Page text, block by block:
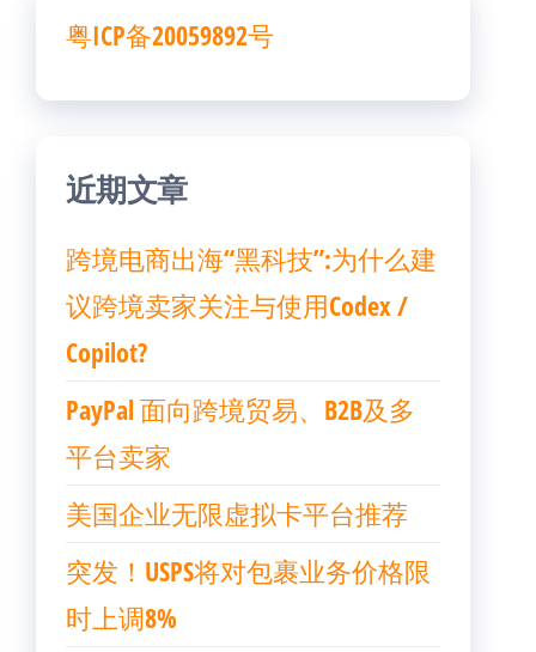
粤ICP备20059892号
近期文章
跨境电商出海“黑科技”:为什么建
议跨境卖家关注与使用Codex /
Copilot?
PayPal 面向跨境贸易、B2B及多
平台卖家
美国企业无限虚拟卡平台推荐
突发！USPS将对包裹业务价格限
时上调8%